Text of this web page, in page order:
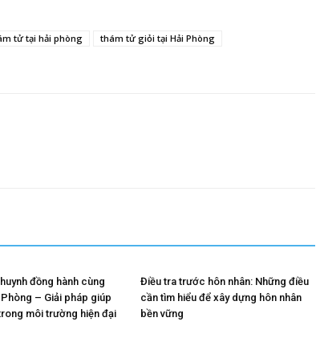
tử tại hải phòng
thám tử giỏi tại Hải Phòng
đồng hành cùng
– Giải pháp giúp
môi trường hiện đại
Điều tra trước hôn nhân: Những điều
cần tìm hiểu để xây dựng hôn nhân
bền vững